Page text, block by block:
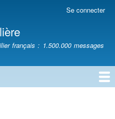
contenu
principal
Se connecter
français : 1.500.000 messages